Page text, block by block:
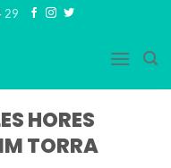
29
HORES
TORRA